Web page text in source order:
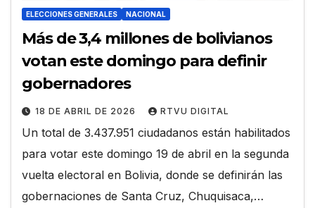
ELECCIONES GENERALES NACIONAL
Más de 3,4 millones de bolivianos
votan este domingo para definir
gobernadores
18 DE ABRIL DE 2026 RTVU DIGITAL
Un total de 3.437.951 ciudadanos están habilitados
para votar este domingo 19 de abril en la segunda
vuelta electoral en Bolivia, donde se definirán las
gobernaciones de Santa Cruz, Chuquisaca,…